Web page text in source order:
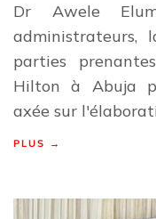
Dr Awele
administrateurs,
parties
Hilton à Abuja
axée sur
PLUS →